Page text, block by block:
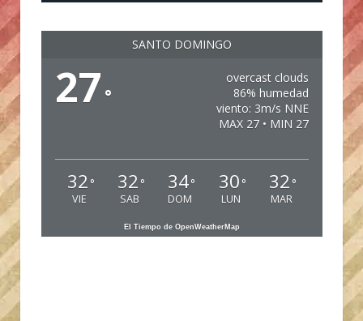
SANTO DOMINGO
27 °
overcast clouds
86% humedad
viento: 3m/s NNE
MAX 27 • MIN 27
32 °
VIE
32 °
SAB
34°
DOM
30 °
LUN
32 °
MAR
El Tiempo de OpenWeatherMap